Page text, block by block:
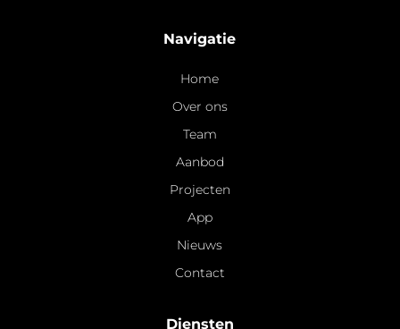
Navigatie
Home
Over ons
Team
Aanbod
Projecten
App
Nieuws
Contact
Diensten